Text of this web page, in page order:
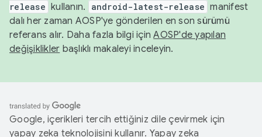
release kullanın. android-latest-release manifest
dalı her zaman AOSP'ye gönderilen en son sürümü
referans alır. Daha fazla bilgi içinAOSP'de yapılan
değişiklikler başlıklı makaleyi inceleyin.
Google, içerikleri tercih ettiğiniz dile çevirmek için
yapay zeka teknolojisini kullanır. Yapay zeka